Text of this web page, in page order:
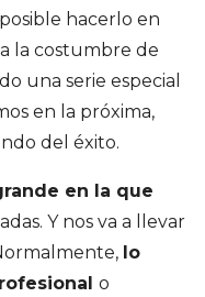
hacerlo en
la costumbre de
una serie especial
en la próxima,
del éxito.
en la que
Y nos va a llevar
lo
o